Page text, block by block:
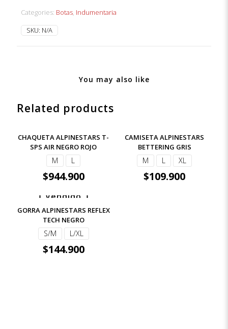
ROSA
Categories: Botas, Indumentaria
SKU: N/A
You may also like
Related products
CHAQUETA ALPINESTARS T-
SPS AIR NEGRO ROJO
M L
$944.900
CAMISETA ALPINESTARS
BETTERING GRIS
M L XL
$109.900
Vendido
GORRA ALPINESTARS REFLEX
TECH NEGRO
S/M L/XL
$144.900